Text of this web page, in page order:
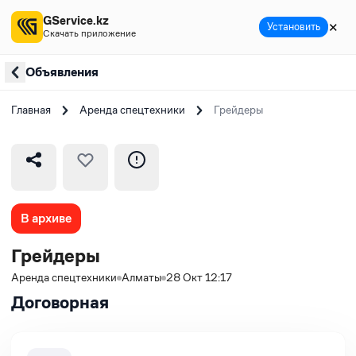
Объявления
Главная Аренда спецтехники Грейдеры
В архиве
Грейдеры
Аренда спецтехники Алматы 28 Окт 12:17
Договорная
GService.kz
Скачать приложение Установить ✕